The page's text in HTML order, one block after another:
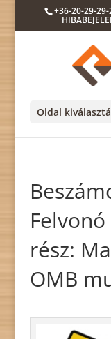
+36-20-29-
Oldal
rész:
OMB